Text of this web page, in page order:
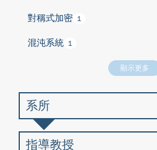
對稱式加密 1
混沌系統 1
顯示更多
系所
指導教授